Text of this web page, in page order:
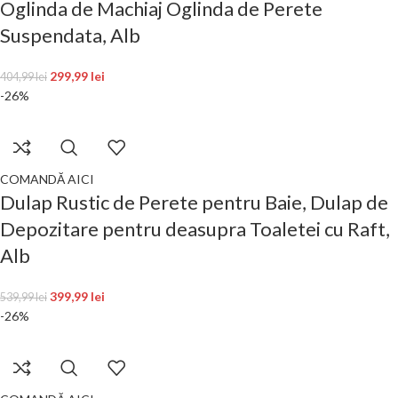
Oglinda de Machiaj Oglinda de Perete
Suspendata, Alb
404,99lei 299,99 lei
-26%
COMANDĂ AICI
Dulap Rustic de Perete pentru Baie, Dulap de
Depozitare pentru deasupra Toaletei cu Raft,
Alb
539,99lei 399,99 lei
-26%